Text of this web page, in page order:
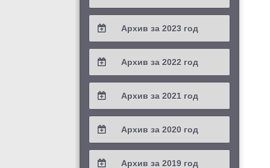
2025 / #3
2025 / #1
2024 / #4
2024 / #3
2024 / #1
Архив за 2023 год
2023 / #4
2023 / #3
2023 / #1
Архив за 2022 год
2022 / #4
2022 / #3
2022 / #1
Архив за 2021 год
2021 / #4
2021 / #3
Архив за 2020 год
2020 / #4
Архив за 2019 год